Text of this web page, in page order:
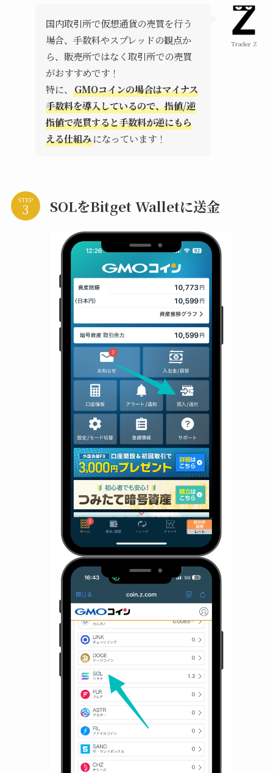
Trader Z
国内取引所で仮想通貨の売買を行う
場合、手数料やスプレッドの観点か
ら、販売所ではなく取引所での売買
がおすすめです！
特に、 GMOコインの場合はマイナス
手数料を導入しているので、指値/逆
指値で売買すると手数料が逆にもら
える仕組みになっています！
STEP SOLをBitget Walletに送金